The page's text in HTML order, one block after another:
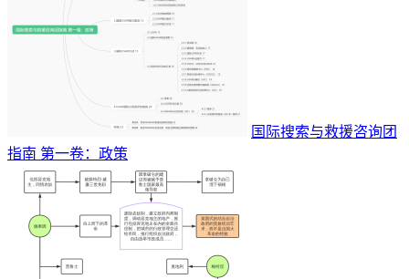
国际搜索与救援咨询团
指南 第一卷：政策